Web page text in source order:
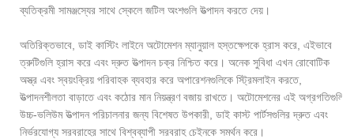
ব্যতিক্রমী সামঞ্জস্যের সাথে স্কেলে জটিল অংশগুলি উত্পাদন করতে দেয়।
অতিরিক্তভাবে, ডাই কাস্টিং লাইনে অটোমেশন ম্যানুয়াল হস্তক্ষেপকে হ্রাস করে, এইভাবে
ত্রুটিগুলি হ্রাস করে এবং দ্রুত উত্পাদন চক্র নিশ্চিত করে। অনেক সুবিধা এখন রোবোটিক
অস্ত্র এবং স্বয়ংক্রিয় পরিবাহক ব্যবহার করে অপারেশনগুলিকে স্ট্রিমলাইন করতে,
উত্পাদনশীলতা বাড়াতে এবং কঠোর মান নিয়ন্ত্রণ বজায় রাখতে। অটোমেশনের এই অগ্রগতিগুলি
উচ্চ-ভলিউম উত্পাদন পরিচালনার জন্য বিশেষত উপকারী, ডাই কাস্ট পার্টসগুলির দ্রুত এবং
নির্ভরযোগ্য সরবরাহের সাথে বিশ্বব্যাপী সরবরাহ চেইনকে সমর্থন করে।